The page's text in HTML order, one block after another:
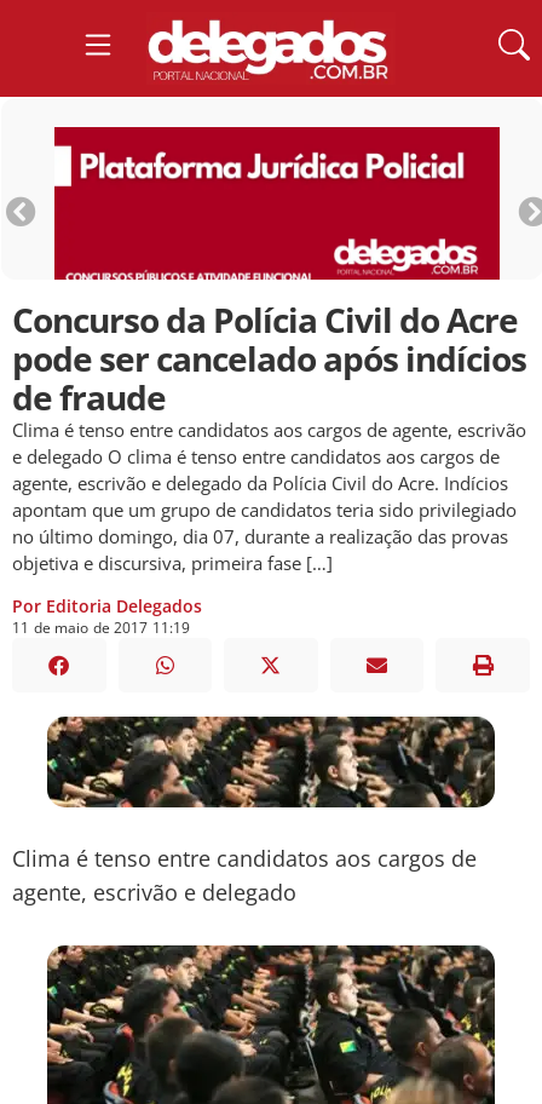
Concurso da Polícia Civil do Acre
pode ser cancelado após indícios
de fraude
Clima é tenso entre candidatos aos cargos de agente, escrivão
e delegado O clima é tenso entre candidatos aos cargos de
agente, escrivão e delegado da Polícia Civil do Acre. Indícios
apontam que um grupo de candidatos teria sido privilegiado
no último domingo, dia 07, durante a realização das provas
objetiva e discursiva, primeira fase […]
Por Editoria Delegados
11 de maio de 2017 11:19
Clima é tenso entre candidatos aos cargos de
agente, escrivão e delegado